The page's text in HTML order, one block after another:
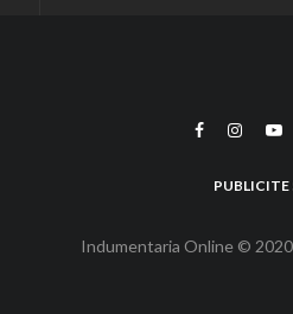
PUBLICITE
Indumentaria Online ©